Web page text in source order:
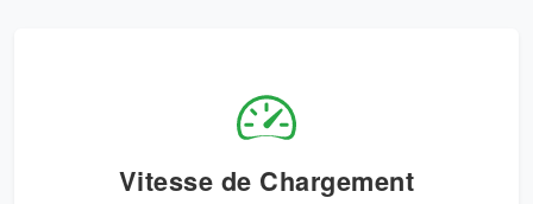
Vitesse de Chargement